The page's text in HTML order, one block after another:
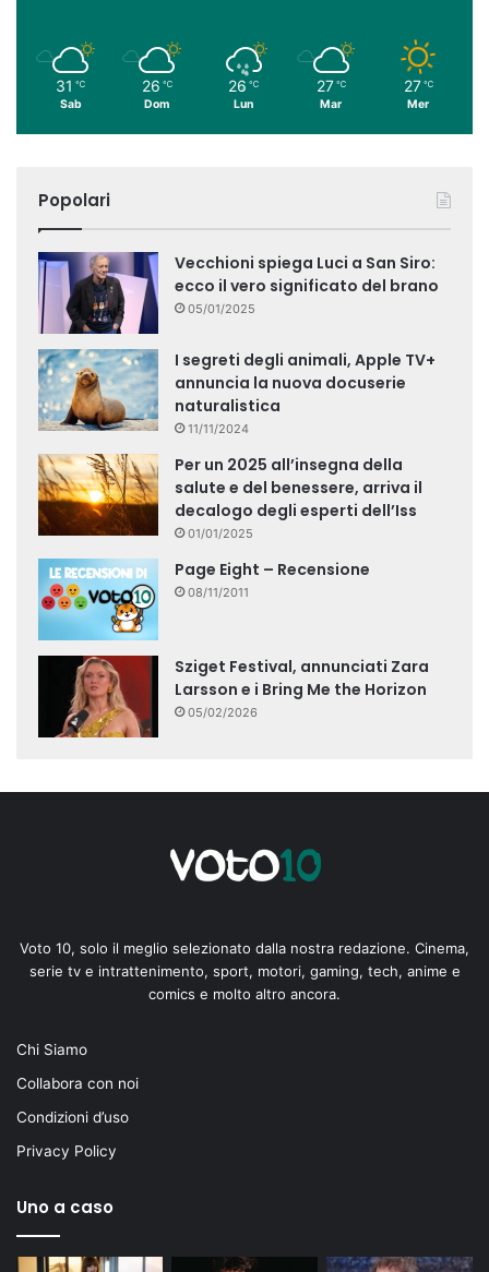
31 ℃
Sab
26 ℃
Dom
26 ℃
Lun
27 ℃
Mar
27 ℃
Mer
Popolari
Vecchioni spiega Luci a San Siro:
ecco il vero significato del brano
05/01/2025
I segreti degli animali, Apple TV+
annuncia la nuova docuserie
naturalistica
11/11/2024
Per un 2025 all’insegna della
salute e del benessere, arriva il
decalogo degli esperti dell’Iss
01/01/2025
Page Eight – Recensione
08/11/2011
Sziget Festival, annunciati Zara
Larsson e i Bring Me the Horizon
05/02/2026
Voto 10, solo il meglio selezionato dalla nostra redazione. Cinema,
serie tv e intrattenimento, sport, motori, gaming, tech, anime e
comics e molto altro ancora.
Chi Siamo
Collabora con noi
Condizioni d’uso
Privacy Policy
Uno a caso